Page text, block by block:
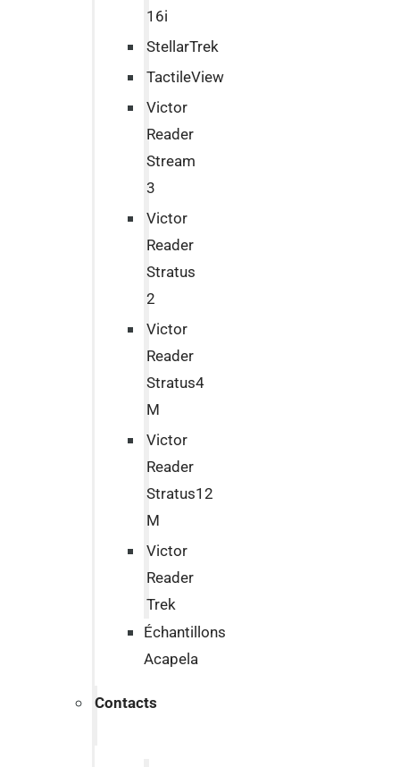
16i
StellarTrek
TactileView
Victor
Reader
Stream
3
Victor
Reader
Stratus
2
Victor
Reader
Stratus4
M
Victor
Reader
Stratus12
M
Victor
Reader
Trek
Échantillons
Acapela
Contacts